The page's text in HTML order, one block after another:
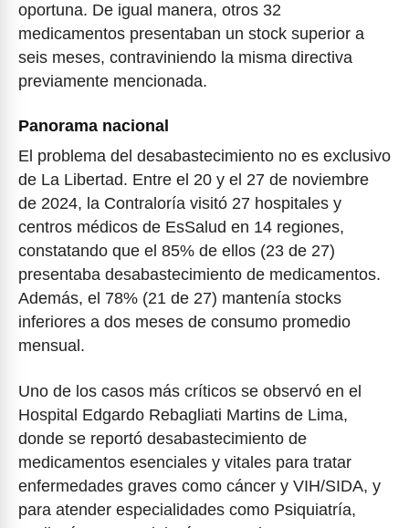
oportuna. De igual manera, otros 32
medicamentos presentaban un stock superior a
seis meses, contraviniendo la misma directiva
previamente mencionada.
Panorama nacional
El problema del desabastecimiento no es exclusivo
de La Libertad. Entre el 20 y el 27 de noviembre
de 2024, la Contraloría visitó 27 hospitales y
centros médicos de EsSalud en 14 regiones,
constatando que el 85% de ellos (23 de 27)
presentaba desabastecimiento de medicamentos.
Además, el 78% (21 de 27) mantenía stocks
inferiores a dos meses de consumo promedio
mensual.
Uno de los casos más críticos se observó en el
Hospital Edgardo Rebagliati Martins de Lima,
donde se reportó desabastecimiento de
medicamentos esenciales y vitales para tratar
enfermedades graves como cáncer y VIH/SIDA, y
para atender especialidades como Psiquiatría,